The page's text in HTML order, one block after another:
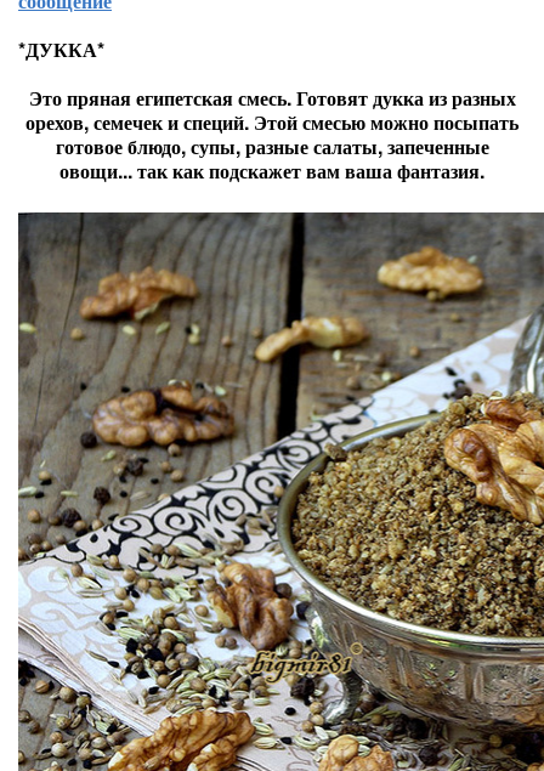
*ДУККА*
Это пряная египетская смесь. Готовят дукка из разных
орехов, семечек и специй. Этой смесью можно посыпать
готовое блюдо, супы, разные салаты, запеченные
овощи... так как подскажет вам ваша фантазия.